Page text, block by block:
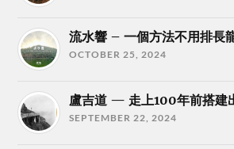
流水響 – 一個方法不用排長
OCTOBER 25, 2024
盧吉道 — 走上100年前搭建
SEPTEMBER 22, 2024